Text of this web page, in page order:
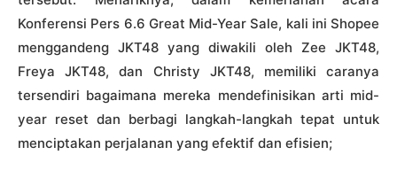
Konferensi Pers 6.6 Great Mid-Year Sale, kali ini Shopee
menggandeng JKT48 yang diwakili oleh Zee JKT48,
Freya JKT48, dan Christy JKT48, memiliki caranya
tersendiri bagaimana mereka mendefinisikan arti mid-
year reset dan berbagi langkah-langkah tepat untuk
menciptakan perjalanan yang efektif dan efisien;